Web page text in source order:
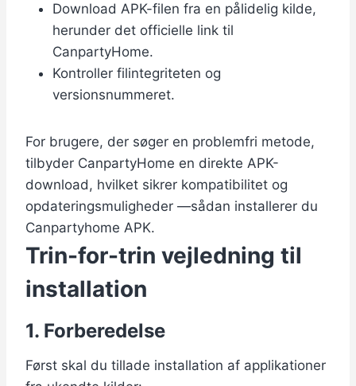
Download APK-filen fra en pålidelig kilde,
herunder det officielle link til
CanpartyHome.
Kontroller filintegriteten og
versionsnummeret.
For brugere, der søger en problemfri metode,
tilbyder CanpartyHome en direkte APK-
download, hvilket sikrer kompatibilitet og
opdateringsmuligheder —sådan installerer du
Canpartyhome APK.
Trin-for-trin vejledning til
installation
1. Forberedelse
Først skal du tillade installation af applikationer